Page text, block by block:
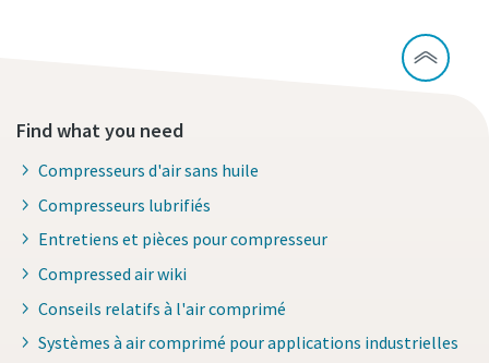
Find what you need
Compresseurs d'air sans huile
Compresseurs lubrifiés
Entretiens et pièces pour compresseur
Compressed air wiki
Conseils relatifs à l'air comprimé
Systèmes à air comprimé pour applications industrielles